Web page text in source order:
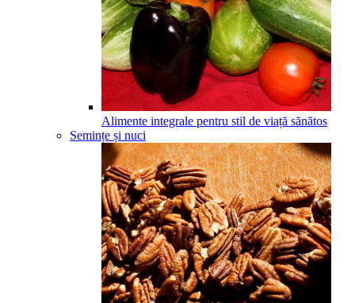
Alimente integrale pentru stil de viață sănătos
Semințe și nuci